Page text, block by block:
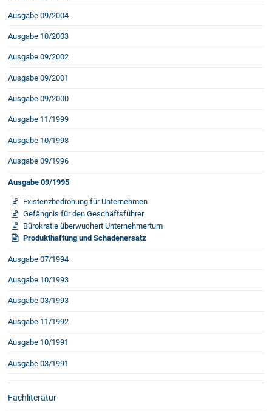
Ausgabe 09/2004
Ausgabe 10/2003
Ausgabe 09/2002
Ausgabe 09/2001
Ausgabe 09/2000
Ausgabe 11/1999
Ausgabe 10/1998
Ausgabe 09/1996
Ausgabe 09/1995
Existenzbedrohung für Unternehmen
Gefängnis für den Geschäftsführer
Bürokratie überwuchert Unternehmertum
Produkthaftung und Schadenersatz
Ausgabe 07/1994
Ausgabe 10/1993
Ausgabe 03/1993
Ausgabe 11/1992
Ausgabe 10/1991
Ausgabe 03/1991
Fachliteratur